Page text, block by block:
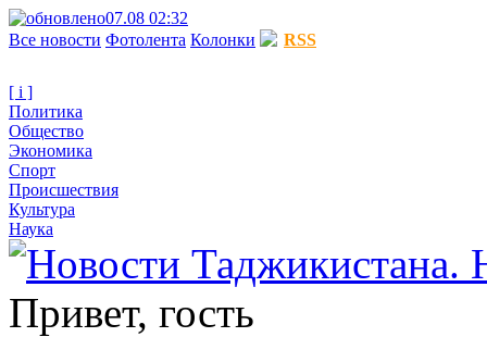
07.08 02:32
Все новости Фотолента Колонки RSS
[ i ]
Политика
Общество
Экономика
Спорт
Происшествия
Культура
Наука
Привет, гость